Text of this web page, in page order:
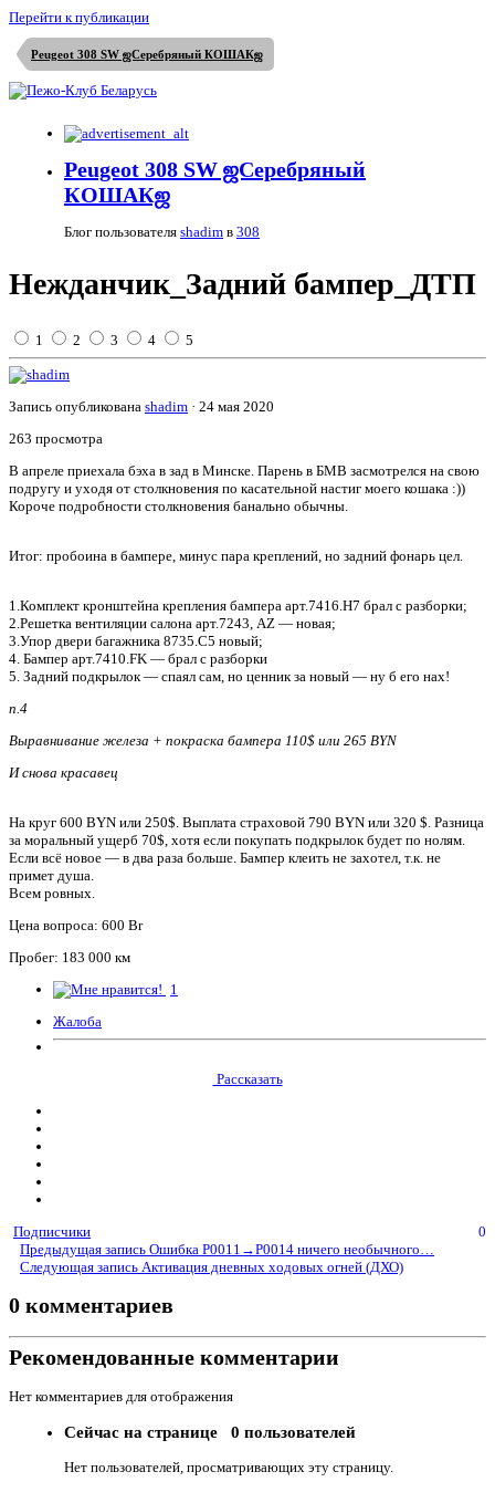
Перейти к публикации
Peugeot 308 SW ஜСеребряный КОШАКஜ
Peugeot 308 SW ஜСеребряный
КОШАКஜ
Блог пользователя shadim в 308
Нежданчик_Задний бампер_ДТП
1 2 3 4 5
Запись опубликована shadim · 24 мая 2020
263 просмотра
В апреле приехала бэха в зад в Минске. Парень в БМВ засмотрелся на свою
подругу и уходя от столкновения по касательной настиг моего кошака :))
Короче подробности столкновения банально обычны.
Итог: пробоина в бампере, минус пара креплений, но задний фонарь цел.
1.Комплект кронштейна крепления бампера арт.7416.Н7 брал с разборки;
2.Решетка вентиляции салона арт.7243, AZ — новая;
3.Упор двери багажника 8735.C5 новый;
4. Бампер арт.7410.FK — брал с разборки
5. Задний подкрылок — спаял сам, но ценник за новый — ну б его нах!
п.4
Выравнивание железа + покраска бампера 110$ или 265 BYN
И снова красавец
На круг 600 BYN или 250$. Выплата страховой 790 BYN или 320 $. Разница
за моральный ущерб 70$, хотя если покупать подкрылок будет по нолям.
Если всё новое — в два раза больше. Бампер клеить не захотел, т.к. не
примет душа.
Всем ровных.
Цена вопроса: 600 Br
Пробег: 183 000 км
1
Жалоба
Рассказать
Подписчики
0
Предыдущая запись Ошибка P0011→P0014 ничего необычного…
Следующая запись Активация дневных ходовых огней (ДХО)
0 комментариев
Рекомендованные комментарии
Нет комментариев для отображения
Сейчас на странице 0 пользователей
Нет пользователей, просматривающих эту страницу.